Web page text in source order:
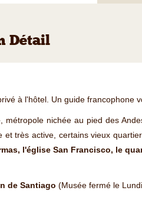
Détail
à l'hôtel. Un guide francophone
métropole nichée au pied des
très active, certains vieux
l'église San Francisco, le
de Santiago (Musée fermé le